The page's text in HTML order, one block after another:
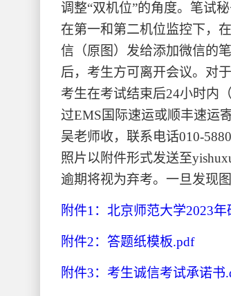
调整“双机位”的角度。笔试
在第一和第二机位监控下，
信（原图）发给添加微信的
后，考生方可离开会议。对
考生在考试结束后24小时内
过EMS国际速运或顺丰速运
吴老师收，联系电话010-
照片以附件形式发送至
逾期将视为弃考。一旦发现
附件1：北京师范大学2023
附件2：答题纸模板.pdf
附件3：考生诚信考试承诺书